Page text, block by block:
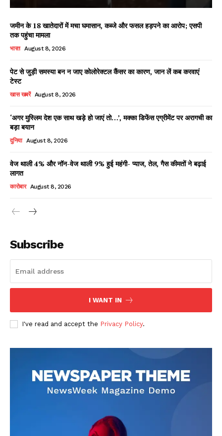
जमीन के 18 खातेदारों में मचा घमासान, कब्जे और फसल हड़पने का आरोप; एसपी
तक पहुंचा मामला
भारत August 8, 2026
पेट से जुड़ी समस्या बन न जाए कोलोरेक्टल कैंसर का कारण, जान लें कब करवाएं
टेस्ट
खास खबरें August 8, 2026
‘अगर मुस्लिम देश एक साथ खड़े हो जाएं तो…’, मक्का डिफेंस एग्रीमेंट पर अरागची का
बड़ा बयान
दुनिया August 8, 2026
वेज थाली 4% और नॉन-वेज थाली 9% हुई महंगी- प्याज, तेल, गैस कीमतों ने बढ़ाई
लागत
कारोबार August 8, 2026
Subscribe
I WANT IN
I've read and accept the Privacy Policy.